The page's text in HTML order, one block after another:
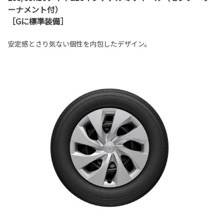
ーナメント付）
［Gに標準装備］
安定感とさり気ない個性を内包したデザイン。